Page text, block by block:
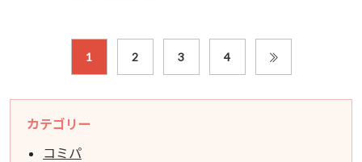
1 2 3 4
カテゴリー
コミパ